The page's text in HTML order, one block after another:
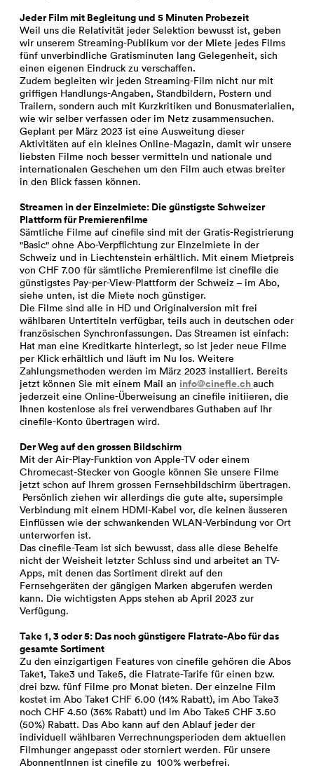
Jeder Film mit Begleitung und 5 Minuten Probezeit
Weil uns die Relativität jeder Selektion bewusst ist, geben
wir unserem Streaming-Publikum vor der Miete jedes Films
fünf unverbindliche Gratisminuten lang Gelegenheit, sich
einen eigenen Eindruck zu verschaffen.
Zudem begleiten wir jeden Streaming-Film nicht nur mit
griffigen Handlungs-Angaben, Standbildern, Postern und
Trailern, sondern auch mit Kurzkritiken und Bonusmaterialien,
wie wir selber verfassen oder im Netz zusammensuchen.
Geplant per März 2023 ist eine Ausweitung dieser
Aktivitäten auf ein kleines Online-Magazin, damit wir unsere
liebsten Filme noch besser vermitteln und nationale und
internationalen Geschehen um den Film auch etwas breiter
in den Blick fassen können.
Streamen in der Einzelmiete: Die günstigste Schweizer
Plattform für Premierenfilme
Sämtliche Filme auf cinefile sind mit der Gratis-Registrierung
"Basic" ohne Abo-Verpflichtung zur Einzelmiete in der
Schweiz und in Liechtenstein erhältlich. Mit einem Mietpreis
von CHF 7.00 für sämtliche Premierenfilme ist cinefile die
günstigstes Pay-per-View-Plattform der Schweiz – im Abo,
siehe unten, ist die Miete noch günstiger.
Die Filme sind alle in HD und Originalversion mit frei
wählbaren Untertiteln verfügbar, teils auch in deutschen oder
französischen Synchronfassungen. Das Streamen ist einfach:
Hat man eine Kreditkarte hinterlegt, so ist jeder neue Filme
per Klick erhältlich und läuft im Nu los. Weitere
Zahlungsmethoden werden im März 2023 installiert. Bereits
jetzt können Sie mit einem Mail an info@cinefle.chauch
jederzeit eine Online-Überweisung an cinefile initiieren, die
Ihnen kostenlose als frei verwendbares Guthaben auf Ihr
cinefile-Konto übertragen wird.
Der Weg auf den grossen Bildschirm
Mit der Air-Play-Funktion von Apple-TV oder einem
Chromecast-Stecker von Google können Sie unsere Filme
jetzt schon auf Ihrem grossen Fernsehbildschirm übertragen.
Persönlich ziehen wir allerdings die gute alte, supersimple
Verbindung mit einem HDMI-Kabel vor, die keinen äusseren
Einflüssen wie der schwankenden WLAN-Verbindung vor Ort
unterworfen ist.
Das cinefile-Team ist sich bewusst, dass alle diese Behelfe
nicht der Weisheit letzter Schluss sind und arbeitet an TV-
Apps, mit denen das Sortiment direkt auf den
Fernsehgeräten der gängigen Marken abgerufen werden
kann. Die wichtigsten Apps stehen ab April 2023 zur
Verfügung.
Take 1, 3 oder 5: Das noch günstigere Flatrate-Abo für das
gesamte Sortiment
Zu den einzigartigen Features von cinefile gehören die Abos
Take1, Take3 und Take5, die Flatrate-Tarife für einen bzw.
drei bzw. fünf Filme pro Monat bieten. Der einzelne Film
kostet im Abo Take1 CHF 6.00 (14% Rabatt), im Abo Take3
noch CHF 4.50 (36% Rabatt) und im Abo Take5 CHF 3.50
(50%) Rabatt. Das Abo kann auf den Ablauf jeder der
individuell wählbaren Verrechnungsperioden dem aktuellen
Filmhunger angepasst oder storniert werden. Für unsere
AbonnentInnen ist cinefile zu 100% werbefrei.